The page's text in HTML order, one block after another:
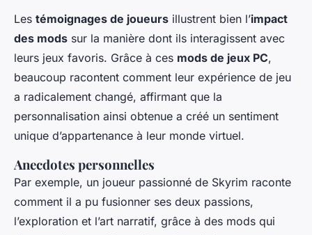
Les témoignages de joueurs illustrent bien l’impact
des mods sur la manière dont ils interagissent avec
leurs jeux favoris. Grâce à ces mods de jeux PC,
beaucoup racontent comment leur expérience de jeu
a radicalement changé, affirmant que la
personnalisation ainsi obtenue a créé un sentiment
unique d’appartenance à leur monde virtuel.
Anecdotes personnelles
Par exemple, un joueur passionné de Skyrim raconte
comment il a pu fusionner ses deux passions,
l’exploration et l’art narratif, grâce à des mods qui